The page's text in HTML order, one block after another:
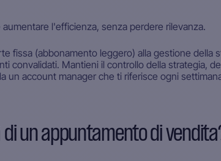
l'efficienza, senza perdere rilevanza.
fissa (abbonamento leggero) alla gestione della
convalidati. Mantieni il controllo della strategia,
un account manager che ti riferisce ogni
un appuntamento di